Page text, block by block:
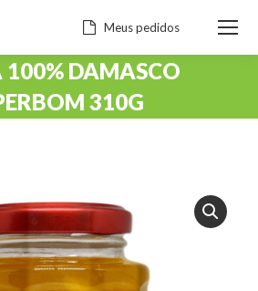
Meus pedidos
100% DAMASCO
310G